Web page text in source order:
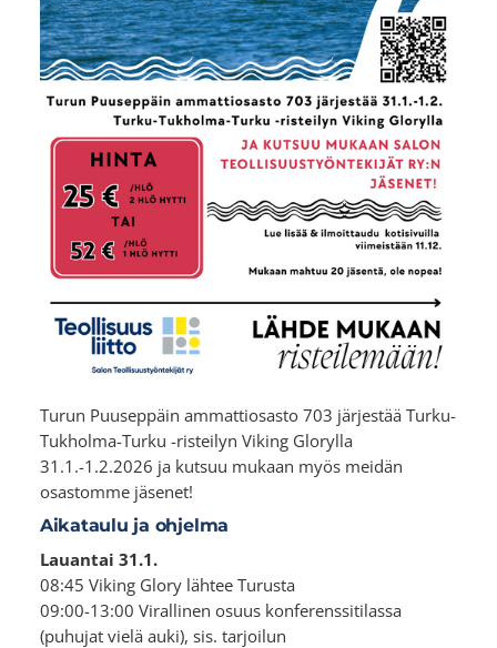
Turun Puuseppäin ammattiosasto 703 järjestää Turku-
Tukholma-Turku -risteilyn Viking Glorylla
31.1.-1.2.2026 ja kutsuu mukaan myös meidän
osastomme jäsenet!
Aikataulu ja ohjelma
Lauantai 31.1.
08:45 Viking Glory lähtee Turusta
09:00-13:00 Virallinen osuus konferenssitilassa
(puhujat vielä auki), sis. tarjoilun